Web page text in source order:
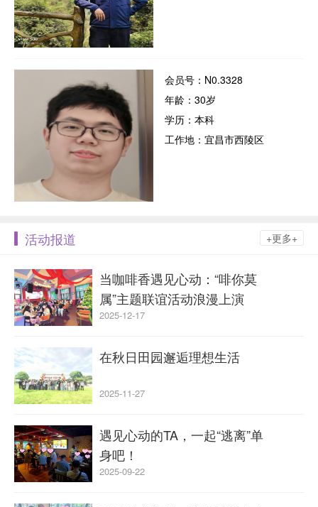
会员号：N0.3328
年龄：30岁
学历：本科
工作地：宜昌市西陵区
活动报道 +更多+
当咖啡香遇见心动：“啡你莫
属”主题联谊活动浪漫上演
2025-12-17
在秋日田园邂逅理想生活
2025-11-27
遇见心动的TA，一起“逃离”单
身吧！
2025-09-22